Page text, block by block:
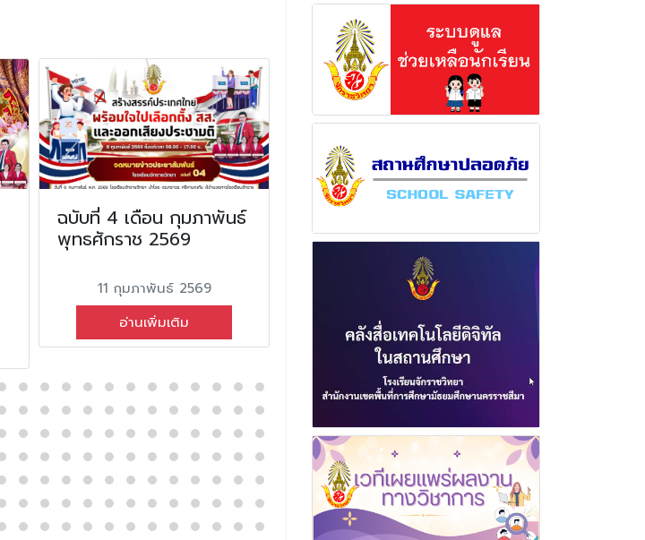
ฉบับที่ 4 เดือน กุมภาพันธ์
พุทธศักราช 2569
11 กุมภาพันธ์ 2569
อ่านเพิ่มเติม
พุทธศักราช 2569
18 กุมภาพันธ์ 2569
อ่านเพิ่มเติม
พุทธศักราช